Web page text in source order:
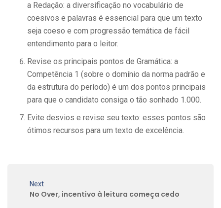
a Redação: a diversificação no vocabulário de
coesivos e palavras é essencial para que um texto
seja coeso e com progressão temática de fácil
entendimento para o leitor.
Revise os principais pontos de Gramática: a
Competência 1 (sobre o domínio da norma padrão e
da estrutura do período) é um dos pontos principais
para que o candidato consiga o tão sonhado 1.000.
Evite desvios e revise seu texto: esses pontos são
ótimos recursos para um texto de excelência.
Next
No Over, incentivo à leitura começa cedo